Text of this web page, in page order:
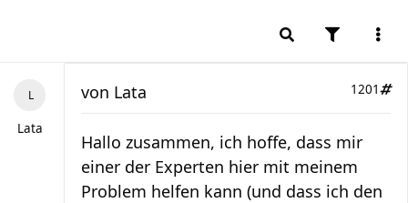
Lata
1201
von Lata
Hallo zusammen, ich hoffe, dass mir
einer der Experten hier mit meinem
Problem helfen kann (und dass ich den